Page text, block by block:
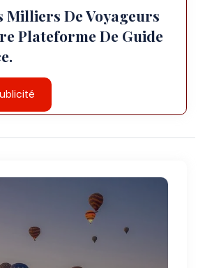
Milliers De Voyageurs
Plateforme De Guide